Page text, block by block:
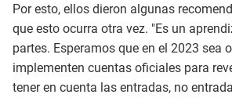
Por esto, ellos dieron algunas
que esto ocurra otra vez. "Es un
partes. Esperamos que en el 2023 sea
implementen cuentas oficiales para
tener en cuenta las entradas, no